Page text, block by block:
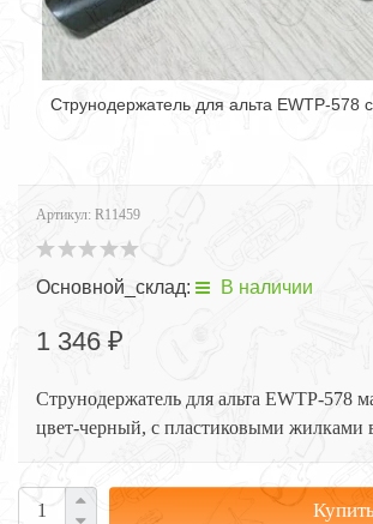
Струнодержатель для альта EWTP-578
Артикул: R11459
Основной_склад: В наличии
1 346 ₽
Струнодержатель для альта EWTP-578
цвет-черный, с пластиковыми жилками